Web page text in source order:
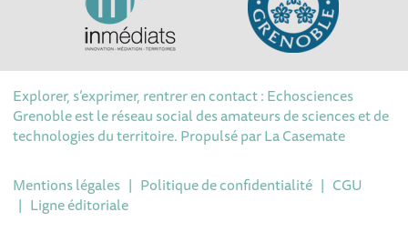
Explorer, s’exprimer, rentrer en contact : Echosciences
Grenoble est le réseau social des amateurs de sciences et de
technologies du territoire. Propulsé parLa Casemate
Mentions légales | Politique de confidentialité | CGU
| Ligne éditoriale